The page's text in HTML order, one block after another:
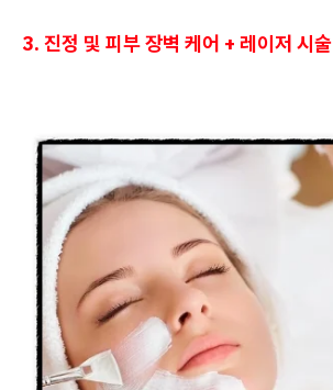
3. 진정 및 피부 장벽 케어 + 레이저 시술